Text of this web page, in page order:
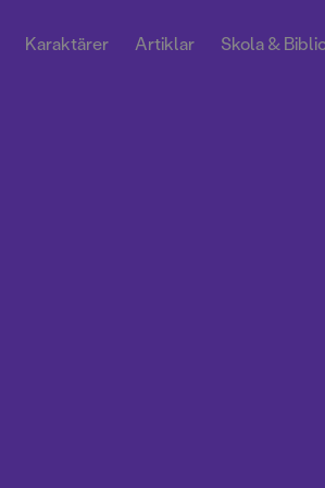
Karaktärer Artiklar Skola &